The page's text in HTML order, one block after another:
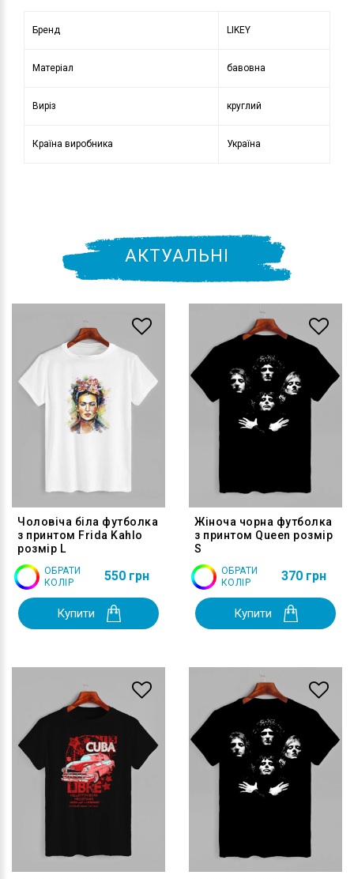
Бренд LIKEY
Матеріал бавовна
Виріз круглий
Країна виробника Україна
АКТУАЛЬНІ
Чоловіча біла футболка
з принтом Frida Kahlo
розмір L
ОБРАТИ
КОЛІР
550 грн
Купити
Жіноча чорна футболка
з принтом Queen розмір
S
ОБРАТИ
КОЛІР
370 грн
Купити